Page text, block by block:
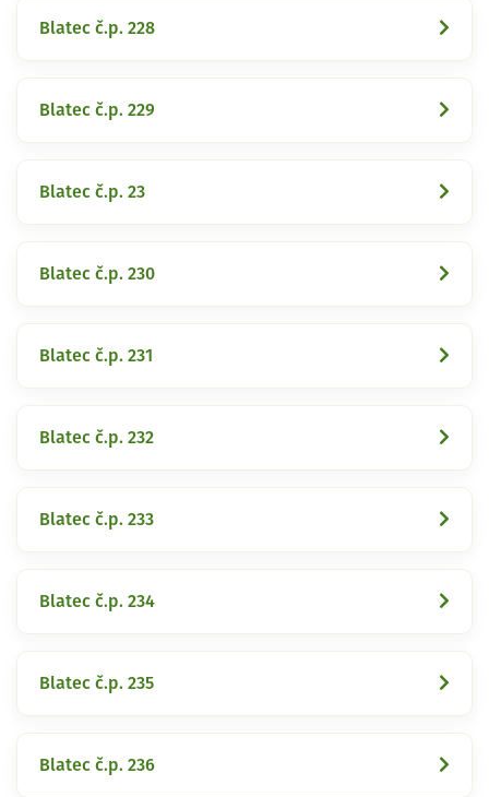
Blatec č.p. 228
Blatec č.p. 229
Blatec č.p. 23
Blatec č.p. 230
Blatec č.p. 231
Blatec č.p. 232
Blatec č.p. 233
Blatec č.p. 234
Blatec č.p. 235
Blatec č.p. 236